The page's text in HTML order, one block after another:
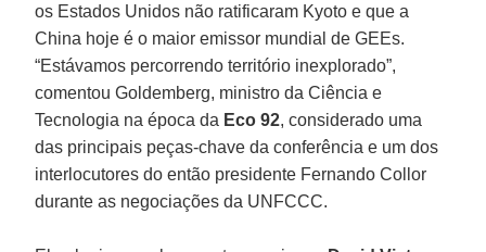
os Estados Unidos não ratificaram Kyoto e que a
China hoje é o maior emissor mundial de GEEs.
“Estávamos percorrendo território inexplorado”,
comentou Goldemberg, ministro da Ciência e
Tecnologia na época da Eco 92, considerado uma
das principais peças-chave da conferência e um dos
interlocutores do então presidente Fernando Collor
durante as negociações da UNFCCC.